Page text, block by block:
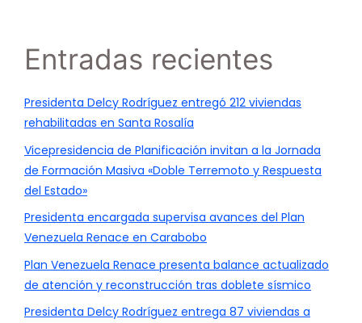
Entradas recientes
Presidenta Delcy Rodríguez entregó 212 viviendas
rehabilitadas en Santa Rosalía
Vicepresidencia de Planificación invitan a la Jornada
de Formación Masiva «Doble Terremoto y Respuesta
del Estado»
Presidenta encargada supervisa avances del Plan
Venezuela Renace en Carabobo
Plan Venezuela Renace presenta balance actualizado
de atención y reconstrucción tras doblete sísmico
Presidenta Delcy Rodríguez entrega 87 viviendas a